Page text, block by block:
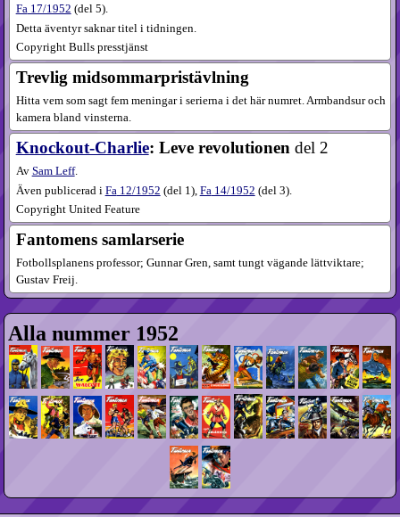
Fa17​/1952 (del 5).
Detta äventyr saknar titel i tidningen.
Copyright Bulls presstjänst
Trevlig midsommar­pristävlning
Hitta vem som sagt fem meningar i serierna i det här numret. Armbandsur och
kamera bland vinsterna.
Knockout-Charlie: Leve revolutionen del 2
Av Sam Leff.
Även publicerad i Fa12​/1952 (del 1), Fa14​/1952 (del 3).
Copyright United Feature
Fantomens samlarserie
Fotbollsplanens professor; Gunnar Gren, samt tungt vägande lättviktare;
Gustav Freij.
Alla nummer 1952